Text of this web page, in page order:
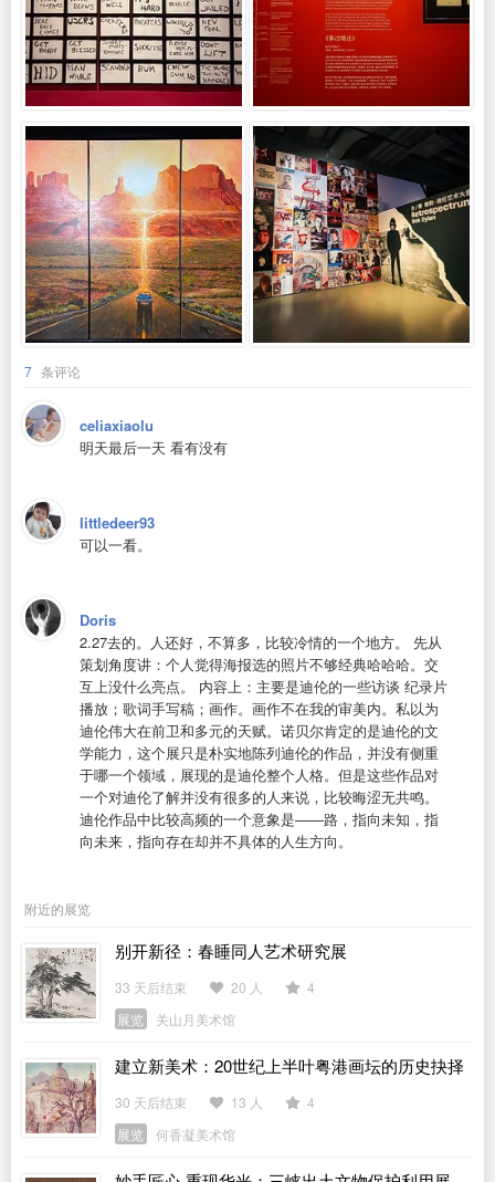
7 条评论
celiaxiaolu
明天最后一天 看有没有
littledeer93
可以一看。
Doris
2.27去的。人还好，不算多，比较冷情的一个地方。 先从
策划角度讲：个人觉得海报选的照片不够经典哈哈哈。交
互上没什么亮点。 内容上：主要是迪伦的一些访谈 纪录片
播放；歌词手写稿；画作。画作不在我的审美内。私以为
迪伦伟大在前卫和多元的天赋。诺贝尔肯定的是迪伦的文
学能力，这个展只是朴实地陈列迪伦的作品，并没有侧重
于哪一个领域，展现的是迪伦整个人格。但是这些作品对
一个对迪伦了解并没有很多的人来说，比较晦涩无共鸣。
迪伦作品中比较高频的一个意象是——路，指向未知，指
向未来，指向存在却并不具体的人生方向。
附近的展览
别开新径：春睡同人艺术研究展
33 天后结束 20 人
4
展览
关山月美术馆
建立新美术：20世纪上半叶粤港画坛的历史抉择
30 天后结束 13 人
4
展览
何香凝美术馆